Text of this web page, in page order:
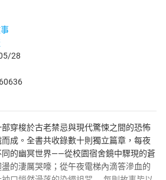
28
部穿梭於古老禁忌與現代驚悚之間的恐怖
成。全書共收錄數十則獨立篇章，每夜
的幽冥世界——從校園宿舍鏡中驟現的蒼
的淒厲哭嚎；從午夜電梯內滴答滲血的